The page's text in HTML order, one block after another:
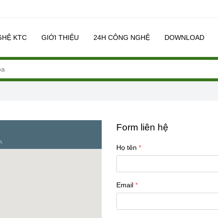
KTC GIỚI THIỆU 24H CÔNG NGHỆ DOWNLOAD
Form liên hệ
Họ tên
Email